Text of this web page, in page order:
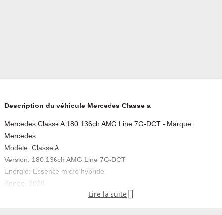
Description du véhicule Mercedes Classe a
Mercedes Classe A 180 136ch AMG Line 7G-DCT - Marque:
Mercedes
Modèle: Classe A
Version: 180 136ch AMG Line 7G-DCT
Energie: Essence micro hybride
Année: 2026
Couleur: Gris montagne magno designo
Lire la suite 